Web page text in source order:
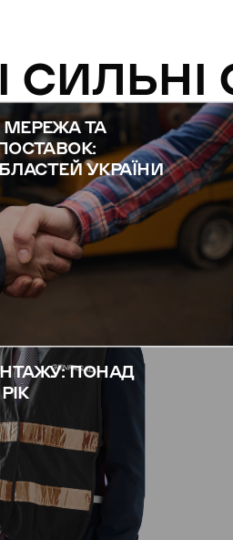
СИЛЬНІ
ТА
УКРАЇНИ
ПОНАД